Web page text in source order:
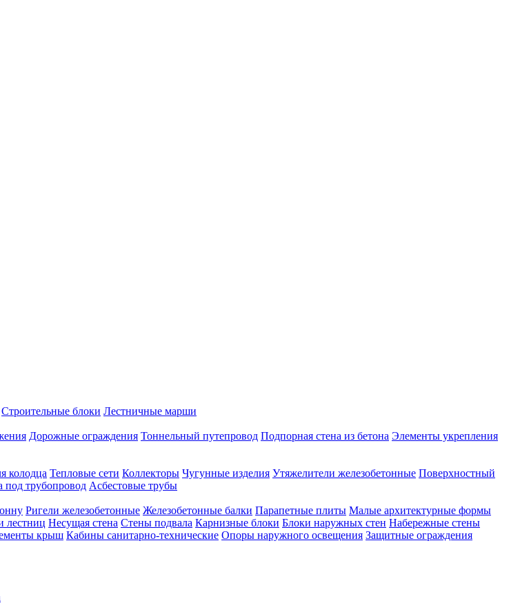
Строительные блоки Лестничные марши
Дорожные ограждения Тоннельный путепровод Подпорная стена из бетона Элементы укрепления
колодца Тепловые сети Коллекторы Чугунные изделия Утяжелители железобетонные Поверхностный
под трубопровод Асбестовые трубы
Ригели железобетонные Железобетонные балки Парапетные плиты Малые архитектурные формы
лестниц Несущая стена Стены подвала Карнизные блоки Блоки наружных стен Набережные стены
крыш Кабины санитарно-технические Опоры наружного освещения Защитные ограждения